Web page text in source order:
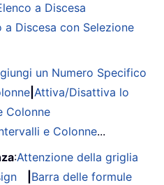
a Discesa
a Discesa con Selezione
un Numero Specifico
Attiva/Disattiva lo
Colonne
e Colonne...
:Attenzione della griglia
Barra delle formule